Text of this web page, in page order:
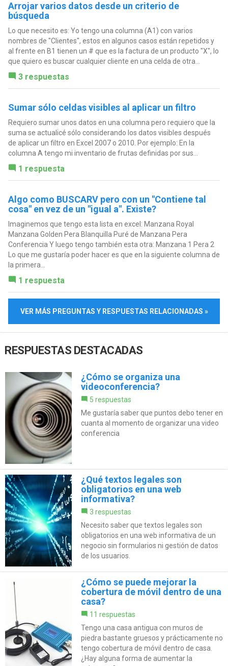
Arrojar varios datos desde un criterio de
búsqueda
Lo que necesito es: Yo tengo una columna (A1) con varios
nombres de "Clientes", estos en algunos casos están repetidos y
al frente en B1 tienen un # que es la factura de un producto "X", lo
que quiero es buscar cualquier cliente en una celda de otra...
3 respuestas
Sumar sólo celdas visibles al aplicar un filtro
Requiero sumar unos datos en una columna pero requiero que la
suma se actualicé sólo considerando los datos visibles después
de aplicar un filtro en Excel 2007 o 2010. Por ejemplo: En la
columna A tengo mi inventario de frutas definidas por sus...
1 respuesta
Algo como BUSCARV pero con un "Contiene tal
cosa" en vez de un "igual a". Existe?
Imaginemos que tengo esta lista en excel: Manzana Royal
Manzana Golden Pera Blanquilla Puré de Manzana Pera
Conferencia Y luego tengo también esta otra: Manzana 1 Pera 2
Lo que me gustaría poder hacer es que en la siguiente columna de
la primera...
1 respuesta
VER MÁS PREGUNTAS Y RESPUESTAS RELACIONADAS »
RESPUESTAS DESTACADAS
¿Cómo se organiza una
videoconferencia?
5 respuestas
Me gustaría saber que puntos debo tener en
cuanta al momento de organizar una video
conferencia
¿Qué textos legales son
obligatorios en una web
informativa?
3 respuestas
Necesito saber que textos legales son
obligatorios en una web informativa de un
negocio sin formularios ni gestión de datos
de los usuarios.
¿Cómo se puede mejorar la
cobertura de móvil dentro de una
casa?
11 respuestas
Tengo una casa antigua con muros de
piedra bastante gruesos y prácticamente no
tengo cobertura de móvil dentro de casa.
¿Hay alguna forma de aumentar la